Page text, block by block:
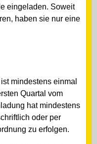
eingeladen. Soweit
haben sie nur eine
mindestens einmal
Quartal vom
hat mindestens
oder per
zu erfolgen.